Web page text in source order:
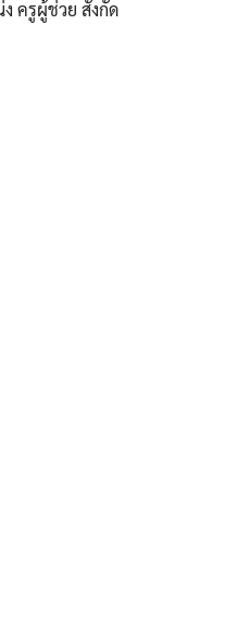
ครูผู้ช่วย สังกัด